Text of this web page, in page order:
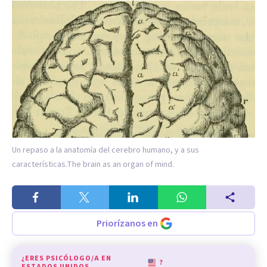
Un repaso a la anatomía del cerebro humano, y a sus
características.The brain as an organ of mind.
Priorízanos en
¿ERES PSICÓLOGO/A EN
?